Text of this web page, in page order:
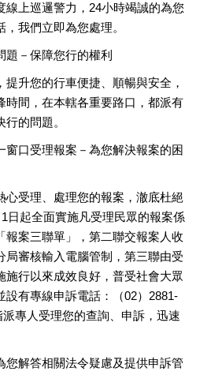
線上巡邏警力，24小時竭誠的為您
我們立即為您處理。
題－保障您行的權利
升您的行車便捷、順暢與安全，
時間，在本轄各重要路口，都派有
的問題。
窗口受理報案－為您解決報案的困
心受理、處理您的報案，澈底杜絕
日起全面實施凡受理民眾的報案係
報案三聯單」，第二聯交報案人收
局審核輸入電腦管制，第三聯由受
施行以來成效良好，普受社會大眾
設有專線申訴電話：（02）2881-
專人受理您的查詢、申訴，迅速
您解答相關法令疑慮及提供申訴管